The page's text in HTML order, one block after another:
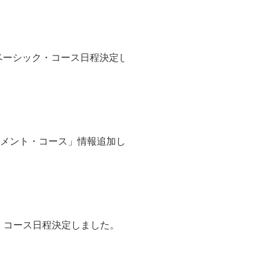
ーシック・コース日程決定し
ント・コース」情報追加し
ース日程決定しました。